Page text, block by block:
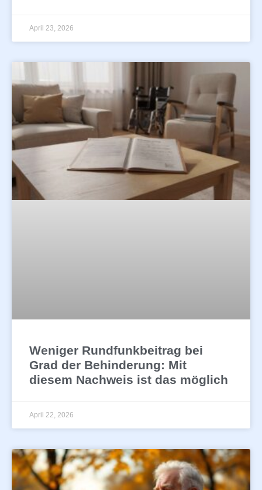
April 23, 2026
Weniger Rundfunkbeitrag bei
Grad der Behinderung: Mit
diesem Nachweis ist das möglich
April 22, 2026